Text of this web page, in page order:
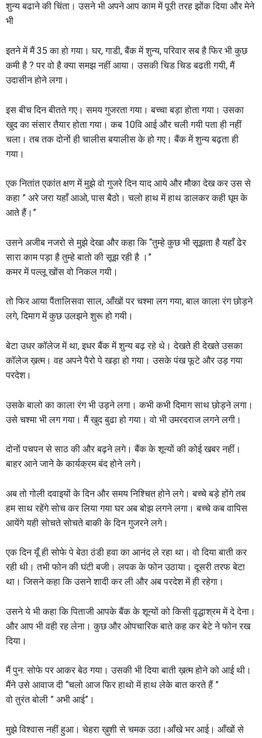
शुन्य बढाने की चिंता। उसने भी अपने आप काम में पूरी तरह झोंक दिया और मेने
भी
इतने में मैं 35 का हो गया। घर, गाडी, बैंक में शुन्य, परिवार सब है फिर भी कुछ
कमी है ? पर वो है क्या समझ नहीं आया। उसकी चिड चिड बढती गयी, मैं
उदासीन होने लगा।
इस बीच दिन बीतते गए। समय गुजरता गया। बच्चा बड़ा होता गया। उसका
खुद का संसार तैयार होता गया। कब 10वि आई और चली गयी पता ही नहीं
चला। तब तक दोनों ही चालीस बयालीस के हो गए। बैंक में शुन्य बढ़ता ही
गया।
एक नितांत एकांत क्षण में मुझे वो गुजरे दिन याद आये और मौका देख कर उस से
कहा ” अरे जरा यहाँ आओ, पास बैठो। चलो हाथ में हाथ डालकर कही घूम के
आते हैं।”
उसने अजीब नजरो से मुझे देखा और कहा कि “तुम्हे कुछ भी सूझता है यहाँ ढेर
सारा काम पड़ा है तुम्हे बातो की सूझ रही है ।”
कमर में पल्लू खोंस वो निकल गयी।
तो फिर आया पैंतालिसवा साल, आँखों पर चश्मा लग गया, बाल काला रंग छोड़ने
लगे, दिमाग में कुछ उलझने शुरू हो गयी।
बेटा उधर कॉलेज में था, इधर बैंक में शुन्य बढ़ रहे थे। देखते ही देखते उसका
कॉलेज ख़त्म। वह अपने पैरो पे खड़ा हो गया। उसके पंख फूटे और उड़ गया
परदेश।
उसके बालो का काला रंग भी उड़ने लगा। कभी कभी दिमाग साथ छोड़ने लगा।
उसे चश्मा भी लग गया। मैं खुद बुढा हो गया। वो भी उमरदराज लगने लगी।
दोनों पचपन से साठ की और बढ़ने लगे। बैंक के शून्यों की कोई खबर नहीं।
बाहर आने जाने के कार्यक्रम बंद होने लगे।
अब तो गोली दवाइयों के दिन और समय निश्चित होने लगे। बच्चे बड़े होंगे तब
हम साथ रहेंगे सोच कर लिया गया घर अब बोझ लगने लगा। बच्चे कब वापिस
आयेंगे यही सोचते सोचते बाकी के दिन गुजरने लगे।
एक दिन यूँ ही सोफे पे बेठा ठंडी हवा का आनंद ले रहा था। वो दिया बाती कर
रही थी। तभी फोन की घंटी बजी। लपक के फोन उठाया। दूसरी तरफ बेटा
था। जिसने कहा कि उसने शादी कर ली और अब परदेश में ही रहेगा।
उसने ये भी कहा कि पिताजी आपके बैंक के शून्यों को किसी वृद्धाश्रम में दे देना।
और आप भी वही रह लेना। कुछ और ओपचारिक बाते कह कर बेटे ने फोन रख
दिया।
मैं पुन: सोफे पर आकर बेठ गया। उसकी भी दिया बाती ख़त्म होने को आई थी।
मैंने उसे आवाज दी “चलो आज फिर हाथो में हाथ लेके बात करते हैं ”
वो तुरंत बोली ” अभी आई”।
मुझे विश्वास नहीं हुआ। चेहरा ख़ुशी से चमक उठा।आँखे भर आई। आँखों से